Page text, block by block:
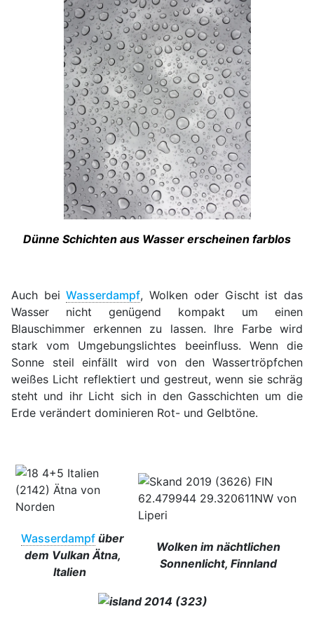
Dünne Schichten aus Wasser erscheinen farblos
Auch beiWasserdampf, Wolken oder Gischt ist das
Wasser nicht genügend kompakt um einen
Blauschimmer erkennen zu lassen. Ihre Farbe wird
stark vom Umgebungslichtes beeinfluss. Wenn die
Sonne steil einfällt wird von den Wassertröpfchen
weißes Licht reflektiert und gestreut, wenn sie schräg
steht und ihr Licht sich in den Gasschichten um die
Erde verändert dominieren Rot- und Gelbtöne.
Wasserdampf über
dem Vulkan Ätna,
Italien
Wolken im nächtlichen
Sonnenlicht, Finnland